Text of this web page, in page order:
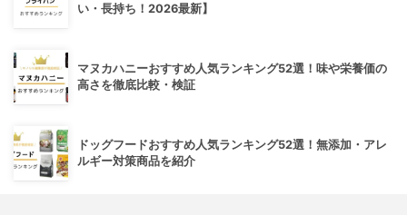
い・長持ち！2026最新】
マヌカハニーおすすめ人気ランキング52選！味や栄養価の
高さを徹底比較・検証
ドッグフードおすすめ人気ランキング52選！無添加・アレ
ルギー対策商品を紹介